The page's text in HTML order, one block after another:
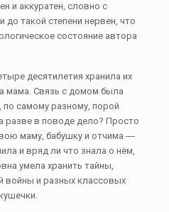
и аккуратен, словно с
до такой степени нервен, что
состояние автора
десятилетия хранила их
мама. Связь с домом была
по самому разному, порой
разве в поводе дело? Просто
маму, бабушку и отчима ―
и вряд ли что знала о нём,
умела хранить тайны,
войны и разных классовых